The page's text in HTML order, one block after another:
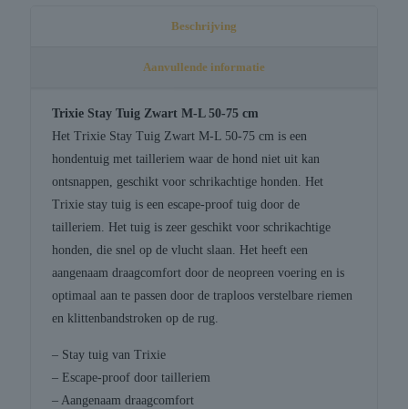
Beschrijving
Aanvullende informatie
Trixie Stay Tuig Zwart M-L 50-75 cm
Het Trixie Stay Tuig Zwart M-L 50-75 cm is een
hondentuig met tailleriem waar de hond niet uit kan
ontsnappen, geschikt voor schrikachtige honden. Het
Trixie stay tuig is een escape-proof tuig door de
tailleriem. Het tuig is zeer geschikt voor schrikachtige
honden, die snel op de vlucht slaan. Het heeft een
aangenaam draagcomfort door de neopreen voering en is
optimaal aan te passen door de traploos verstelbare riemen
en klittenbandstroken op de rug.
– Stay tuig van Trixie
– Escape-proof door tailleriem
– Aangenaam draagcomfort